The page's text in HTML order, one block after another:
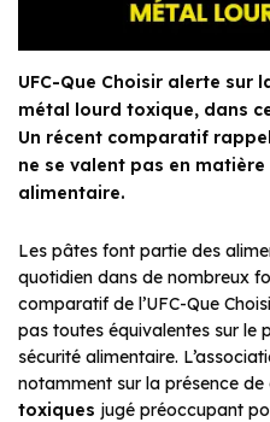
UFC-Que Choisir alerte sur
métal lourd toxique, dans
Un récent comparatif
ne se valent pas en
alimentaire.
Les pâtes font partie des
quotidien dans de nombreux
comparatif de l’UFC-Que
pas toutes équivalentes sur le
sécurité alimentaire.
notamment sur la présence
toxiques jugé préoccupant